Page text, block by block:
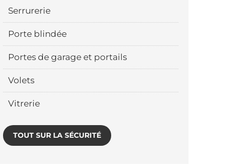
Serrurerie
Porte blindée
Portes de garage et portails
Volets
Vitrerie
TOUT SUR LA SÉCURITÉ